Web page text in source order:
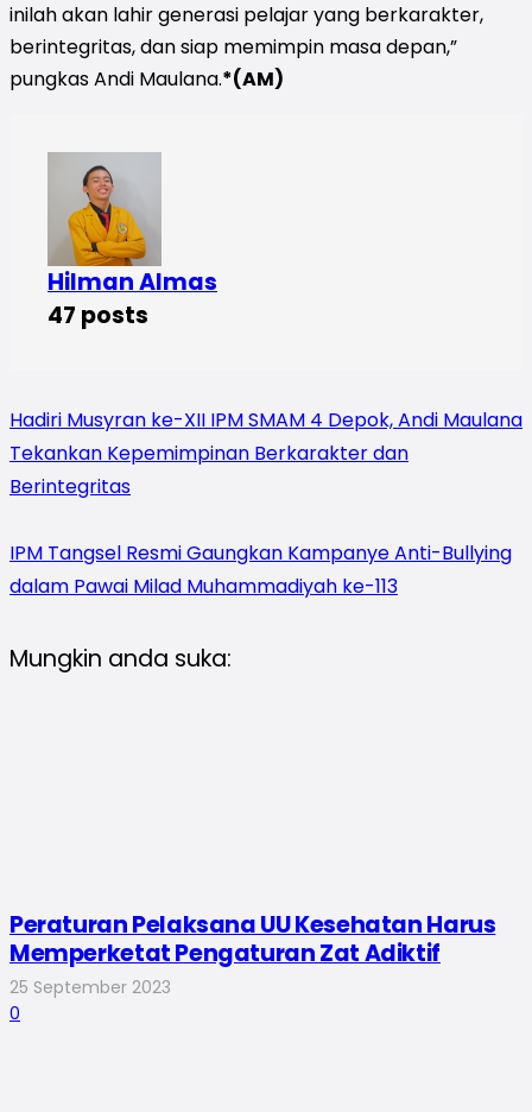
inilah akan lahir generasi pelajar yang berkarakter,
berintegritas, dan siap memimpin masa depan,”
pungkas Andi Maulana.*(AM)
Hilman Almas
47 posts
Hadiri Musyran ke-XII IPM SMAM 4 Depok, Andi Maulana
Tekankan Kepemimpinan Berkarakter dan
Berintegritas
IPM Tangsel Resmi Gaungkan Kampanye Anti-Bullying
dalam Pawai Milad Muhammadiyah ke-113
Mungkin anda suka:
Peraturan Pelaksana UU Kesehatan Harus
Memperketat Pengaturan Zat Adiktif
25 September 2023
0